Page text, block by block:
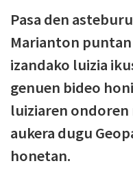
Pasa den
Marianton
izandako luizia
genuen bideo
luiziaren
aukera dugu
honetan.